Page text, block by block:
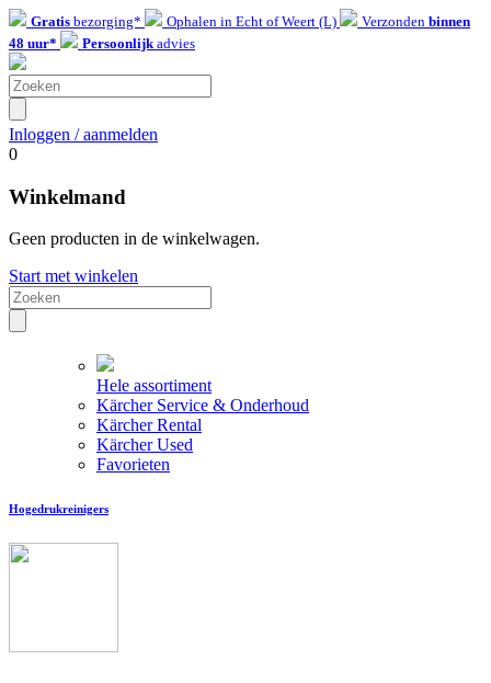
Gratis bezorging* Ophalen in Echt of Weert (L) Verzonden binnen
48 uur*
Persoonlijkadvies
Inloggen / aanmelden
0
Winkelmand
Geen producten in de winkelwagen.
Start met winkelen
Hele assortiment
Kärcher Service & Onderhoud
Kärcher Rental
Kärcher Used
Favorieten
Hogedrukreinigers